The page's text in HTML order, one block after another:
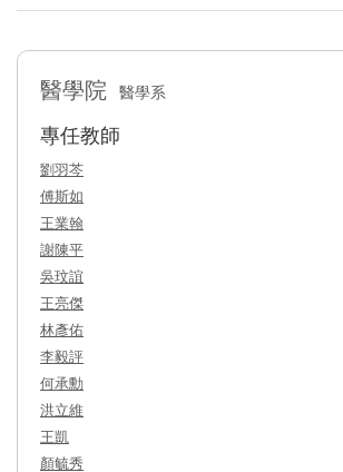
醫學院 醫學系
專任教師
劉羽芩
傅斯如
王業翰
謝陳平
吳玟誼
王亮傑
林彥佑
李毅評
何承勳
洪立維
王凱
顏毓秀